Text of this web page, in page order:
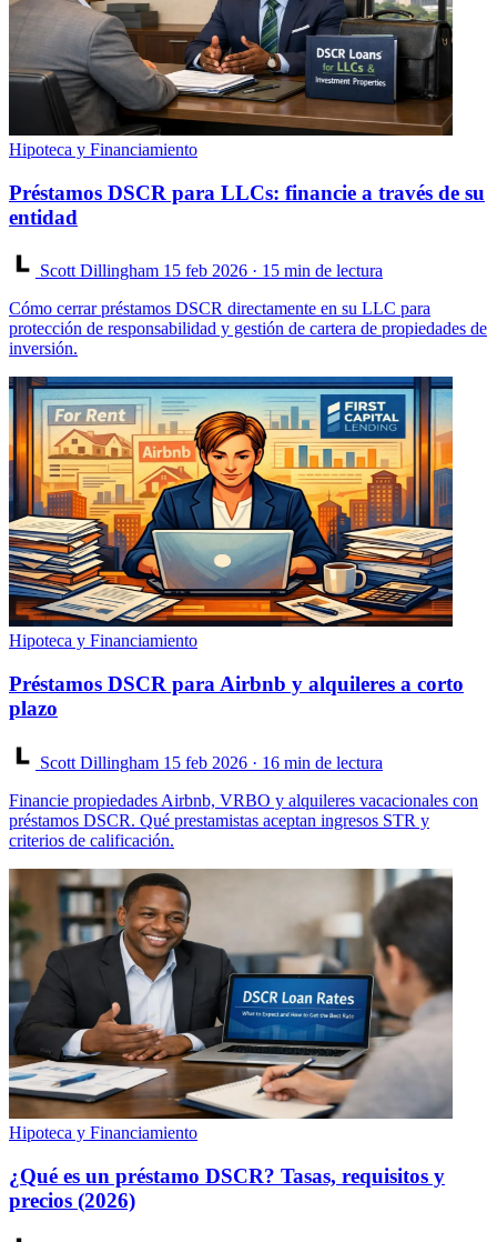
Hipoteca y Financiamiento
Préstamos DSCR para LLCs: financie a través de su
entidad
Scott Dillingham 15 feb 2026 · 15 min de lectura
Cómo cerrar préstamos DSCR directamente en su LLC para
protección de responsabilidad y gestión de cartera de propiedades de
inversión.
Hipoteca y Financiamiento
Préstamos DSCR para Airbnb y alquileres a corto
plazo
Scott Dillingham 15 feb 2026 · 16 min de lectura
Financie propiedades Airbnb, VRBO y alquileres vacacionales con
préstamos DSCR. Qué prestamistas aceptan ingresos STR y
criterios de calificación.
Hipoteca y Financiamiento
¿Qué es un préstamo DSCR? Tasas, requisitos y
precios (2026)